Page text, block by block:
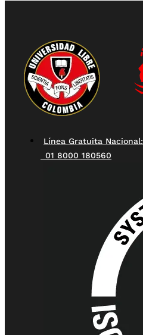
Línea Gratuita Nacional:
01 8000 180560